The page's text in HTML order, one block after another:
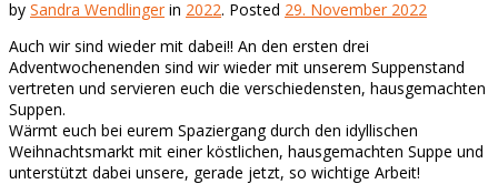
by Sandra Wendlinger in 2022. Posted 29. November 2022
Auch wir sind wieder mit dabei!! An den ersten drei
Adventwochenenden sind wir wieder mit unserem Suppenstand
vertreten und servieren euch die verschiedensten, hausgemachten
Suppen.
Wärmt euch bei eurem Spaziergang durch den idyllischen
Weihnachtsmarkt mit einer köstlichen, hausgemachten Suppe und
unterstützt dabei unsere, gerade jetzt, so wichtige Arbeit!